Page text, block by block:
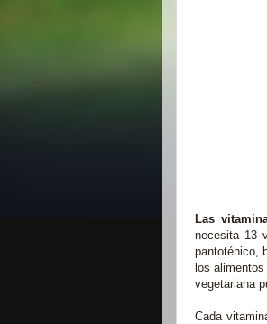
Las
necesita 13
pantoténico,
los
vegetariana
Cada